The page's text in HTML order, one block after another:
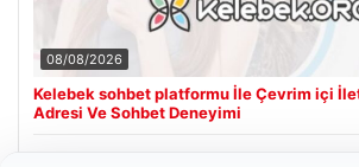
08/08/2026
Kelebek sohbet platformu İle Çevrim içi
Adresi Ve Sohbet Deneyimi